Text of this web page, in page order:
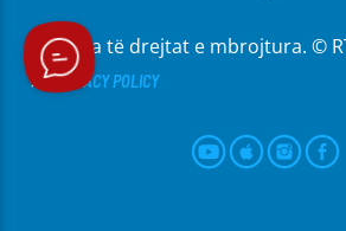
Të gjitha të drejtat e mbrojtura. ©
PRIVACY POLICY